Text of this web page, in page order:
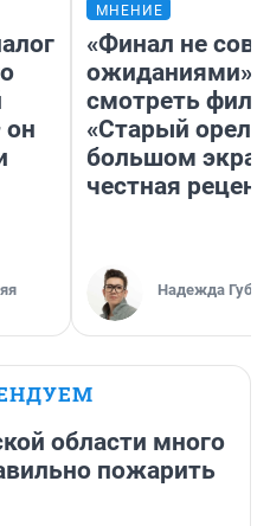
он
МНЕНИЕ
«Финал не
ожиданиями»:
смотреть
«Старый орел»
большом
честная
Надежда
области много
пожарить